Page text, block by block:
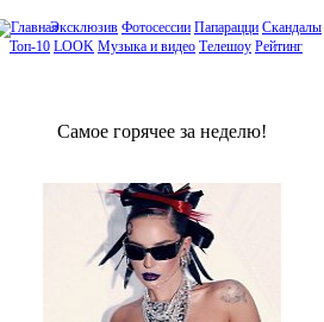
Эксклюзив Фотосессии Папарацци Скандалы
Топ-10 LOOK Музыка и видео Телешоу Рейтинг
Сaмое гoрячее за неделю!